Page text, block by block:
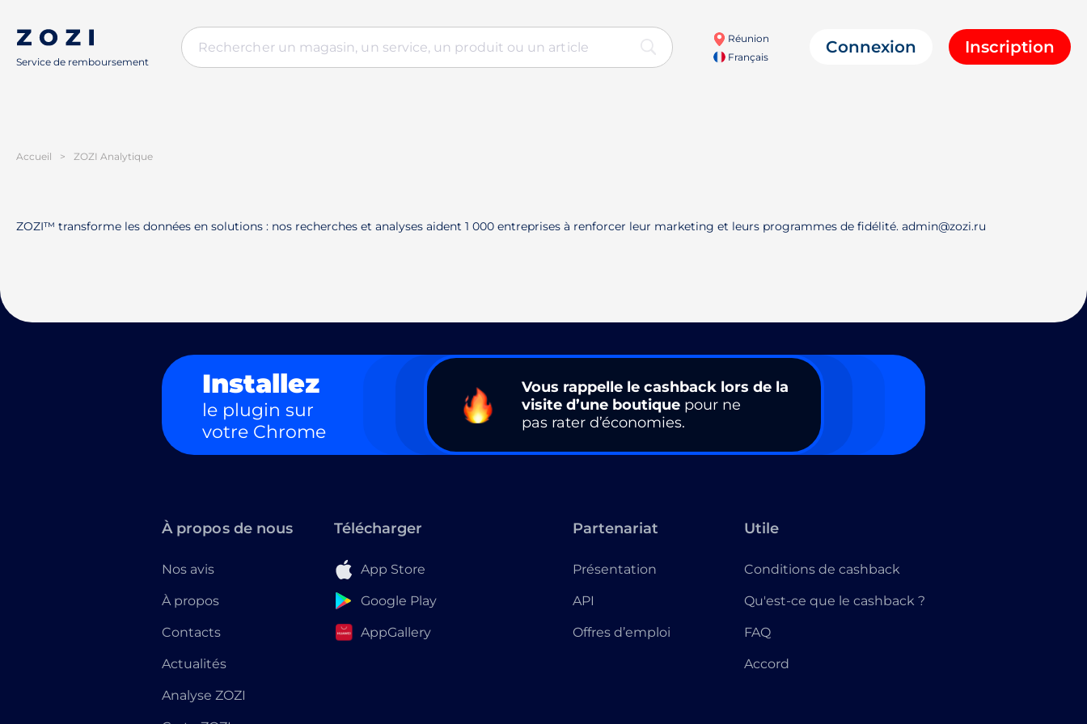
Service de remboursement
Réunion
Français
Connexion Inscription
Accueil > ZOZI Analytique
ZOZI™ transforme les données en solutions : nos recherches et analyses aident 1 000 entreprises à renforcer leur marketing et leurs programmes de fidélité. admin@zozi.ru
Installez
le plugin sur
votre Chrome
Vous rappelle le cashback lors de la
visite d’une boutique pour ne
pas rater d’économies.
À propos de nous
Nos avis
À propos
Contacts
Actualités
Analyse ZOZI
Télécharger
App Store
Google Play
AppGallery
Partenariat
Présentation
API
Offres d’emploi
Utile
Conditions de cashback
Qu'est-ce que le cashback ?
FAQ
Accord